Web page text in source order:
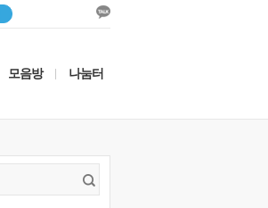
모음방 나눔터